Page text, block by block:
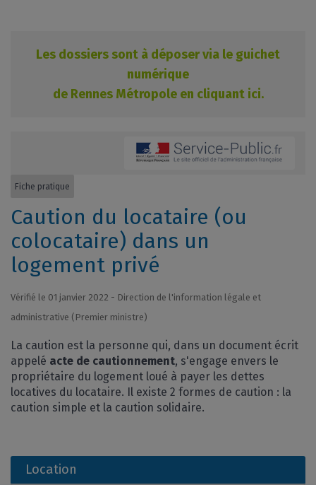
Les dossiers sont à déposer via le guichet
numérique
de Rennes Métropole en cliquant ici.
Fiche pratique
Caution du locataire (ou
colocataire) dans un
logement privé
Vérifié le 01 janvier 2022 - Direction de l'information légale et
administrative (Premier ministre)
La caution est la personne qui, dans un document écrit
appelé acte de cautionnement, s'engage envers le
propriétaire du logement loué à payer les dettes
locatives du locataire. Il existe 2 formes de caution : la
caution simple et la caution solidaire.
Location